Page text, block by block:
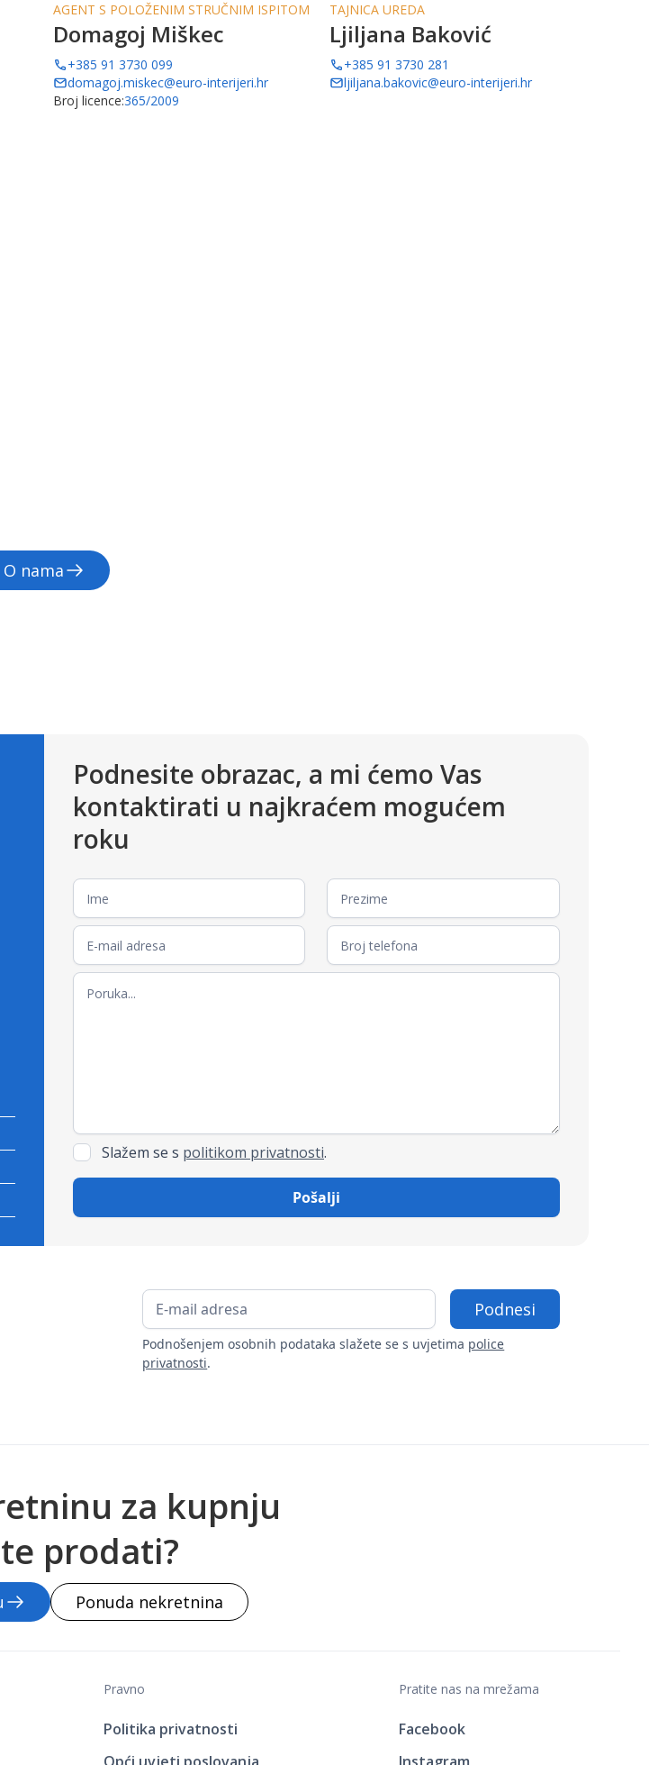
AGENT S POLOŽENIM STRUČNIM ISPITOM
Domagoj Miškec
+385 91 3730 099
domagoj.miskec@euro-interijeri.hr
Broj licence:365/2009
TAJNICA UREDA
Ljiljana Baković
+385 91 3730 281
ljiljana.bakovic@euro-interijeri.hr
O nama
Podnesite obrazac, a mi ćemo Vas
kontaktirati u najkraćem mogućem
roku
Slažem se s politikom privatnosti.
Podnošenjem osobnih podataka slažete se s uvjetima police
privatnosti.
za kupnju
prodati?
Ponuda nekretnina
Pravno
Politika privatnosti
Pratite nas na mrežama
Facebook